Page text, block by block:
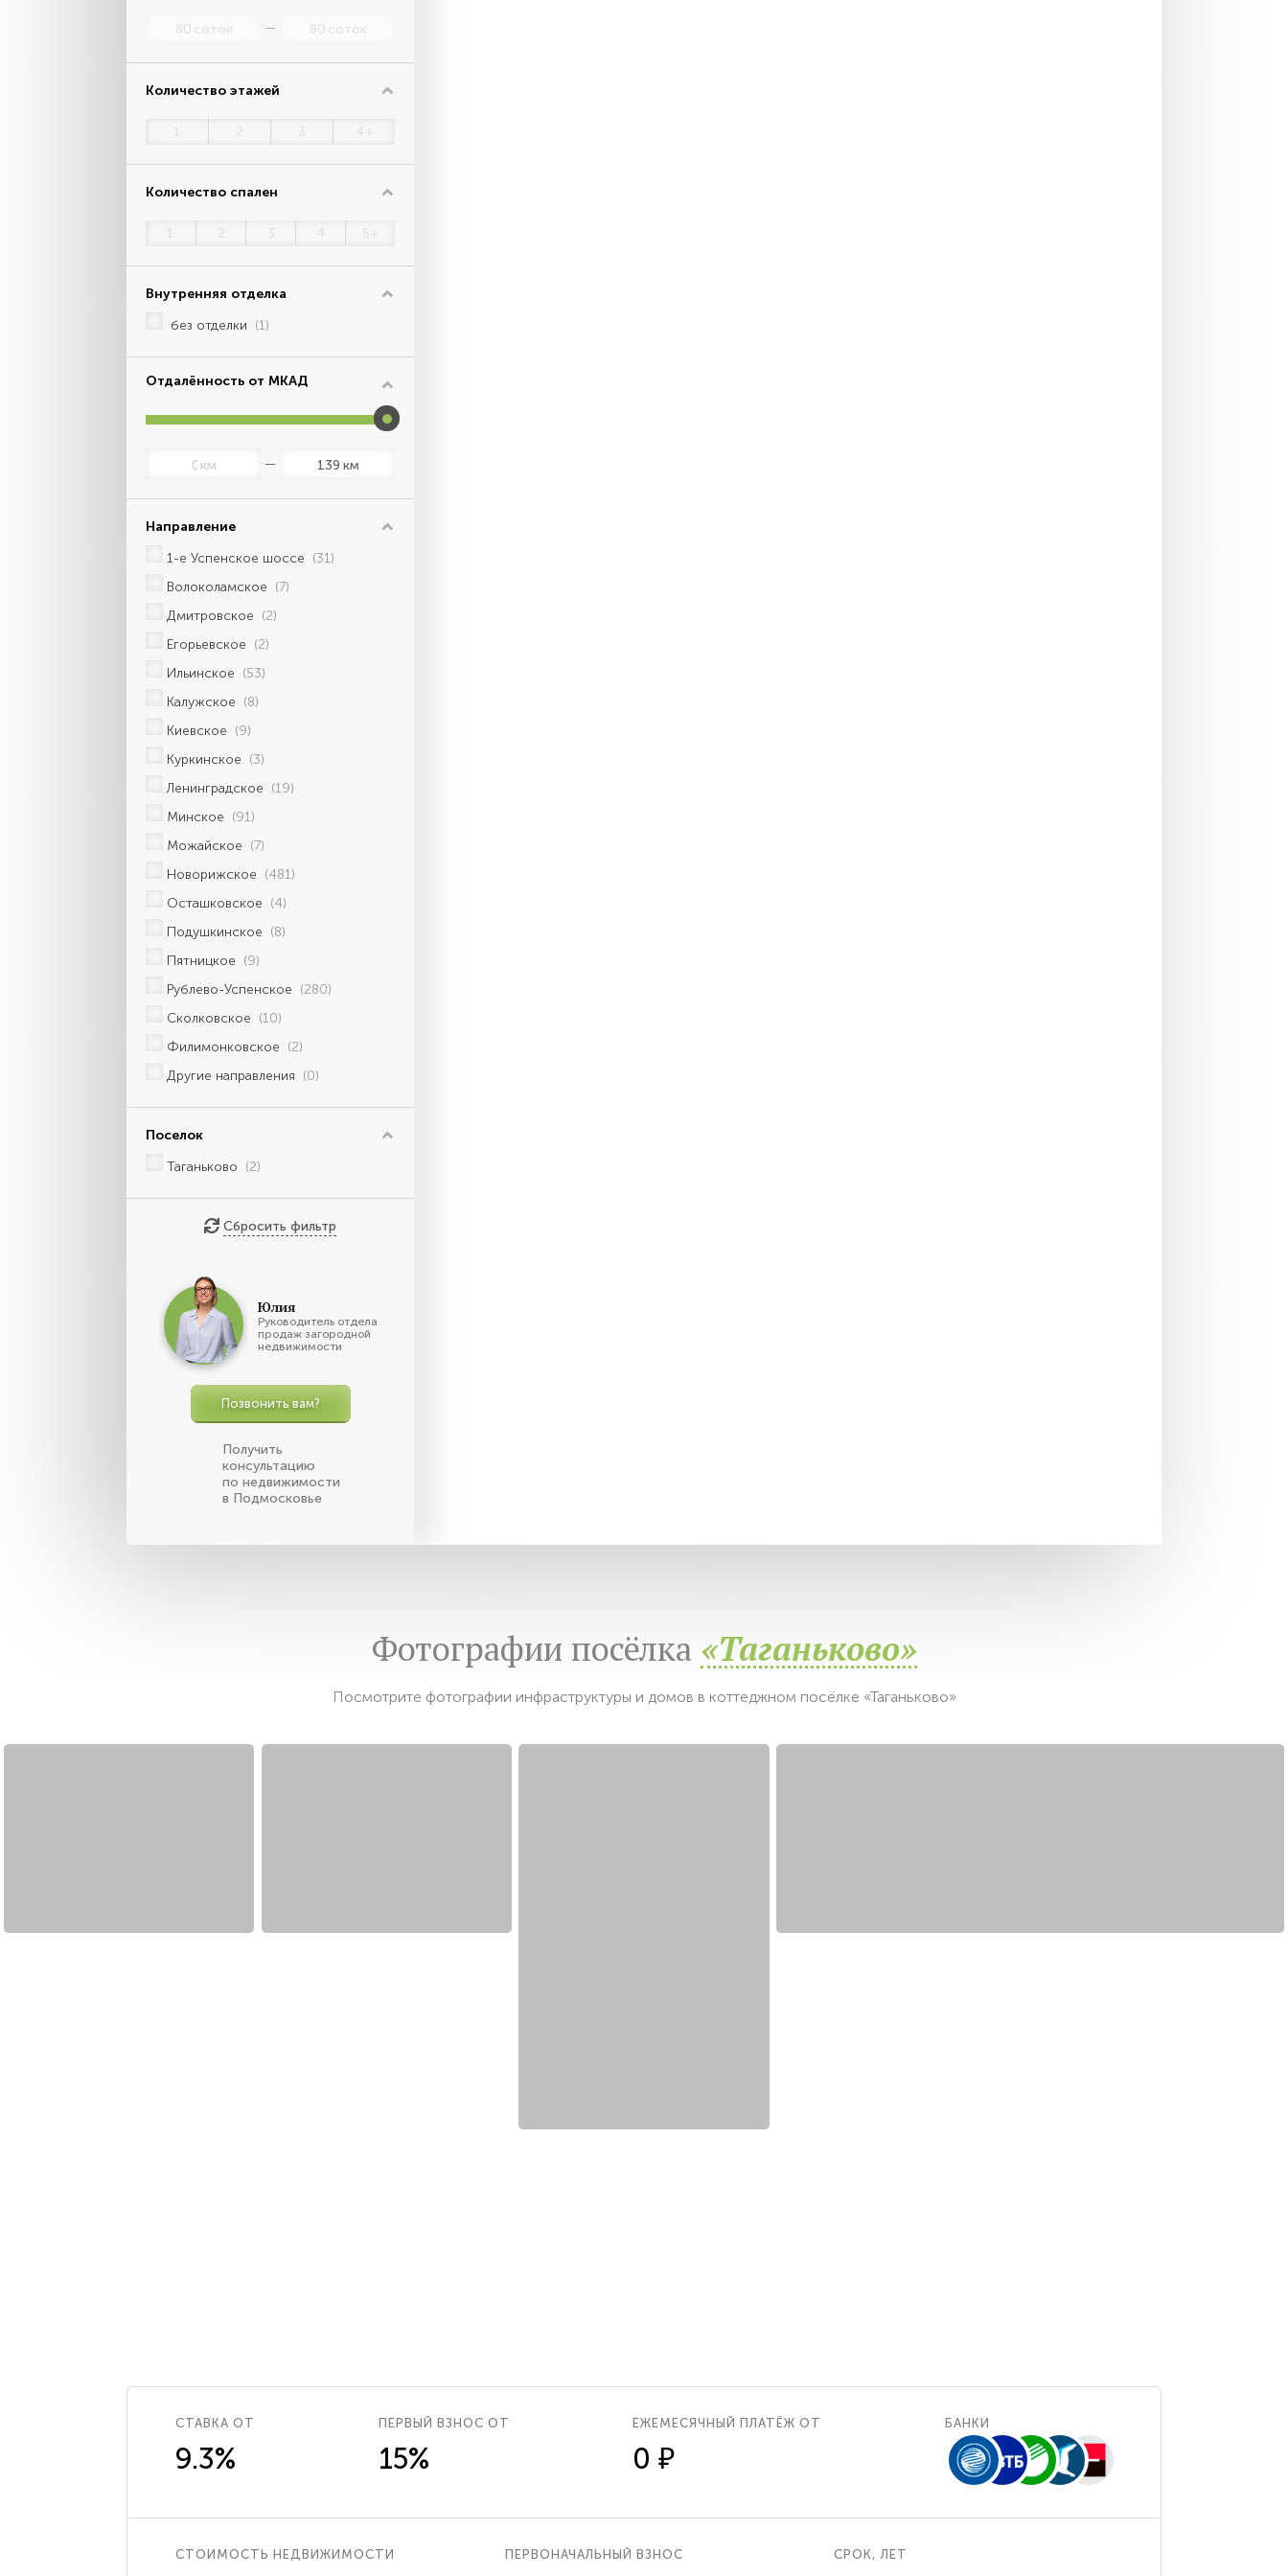
соток соток
Количество этажей
Количество спален
Внутренняя отделка
без отделки (1)
Отдалённость от МКАД
км км
Направление
1-е Успенское шоссе (31)
Волоколамское (7)
Дмитровское (2)
Егорьевское (2)
Ильинское (53)
Калужское (8)
Киевское (9)
Куркинское (3)
Ленинградское (19)
Минское (91)
Можайское (7)
Новорижское (481)
Осташковское (4)
Подушкинское (8)
Пятницкое (9)
Рублево-Успенское (280)
Сколковское (10)
Филимонковское (2)
Другие направления (0)
Поселок
Таганьково (2)
Сбросить фильтр
Юлия
Руководитель отдела
продаж загородной
недвижимости
Позвонить вам?
Получить
консультацию
по недвижимости
в Подмосковье
Фотографии посёлка «Таганьково»
Посмотрите фотографии инфраструктуры и домов в коттеджном посёлке «Таганьково»
СТАВКА ОТ
9.3%
ПЕРВЫЙ ВЗНОС ОТ
15%
ЕЖЕМЕСЯЧНЫЙ ПЛАТЁЖ ОТ
0 ₽
БАНКИ
СТОИМОСТЬ НЕДВИЖИМОСТИ ПЕРВОНАЧАЛЬНЫЙ ВЗНОС СРОК, ЛЕТ